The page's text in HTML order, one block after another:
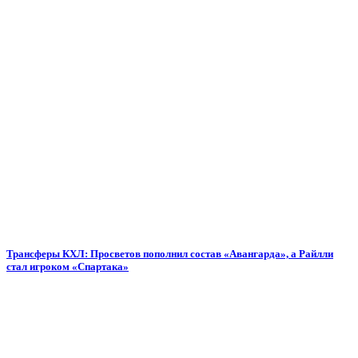
Трансферы КХЛ: Просветов пополнил состав «Авангарда», а Райлли
стал игроком «Спартака»